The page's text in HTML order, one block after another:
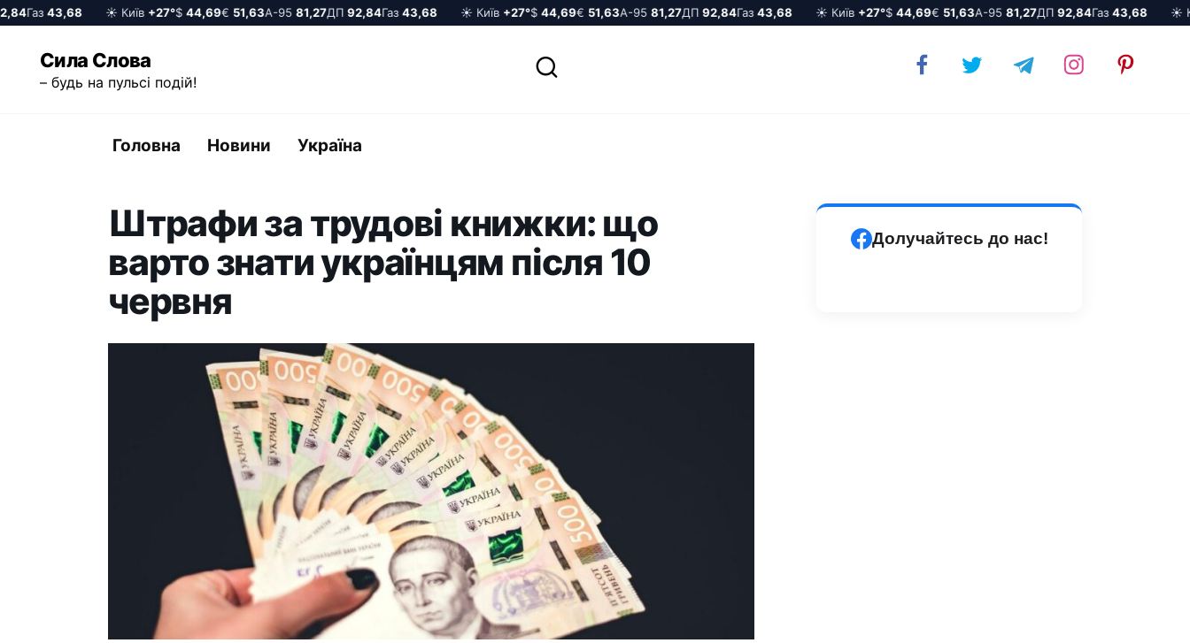
Газ43,68 ☀️ Київ+27°$44,69€51,63А-9581,27ДП92,84Газ43,68 ☀️ Київ+27°$44,69€51,63А-9581,27ДП92,84Газ43,68 ☀️ Київ+27°$44,69€51,63А-9581,27ДП92,84Газ43,68 ☀️
вмісту
Сила Слова
– будь на пульсі подій!
Головна Новини Україна
Штрафи за трудові книжки: що
варто знати українцям після 10
червня
Долучайтесь до нас!